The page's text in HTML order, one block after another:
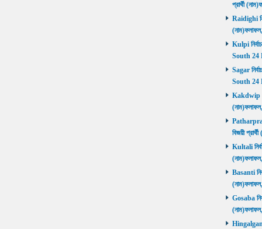
প্রার্থী
Raidighi
Kulpi
South 24
Sagar
South 24
Kakdwip
বিজয়ী
Kultali
Basanti
Gosaba
Hingalganj